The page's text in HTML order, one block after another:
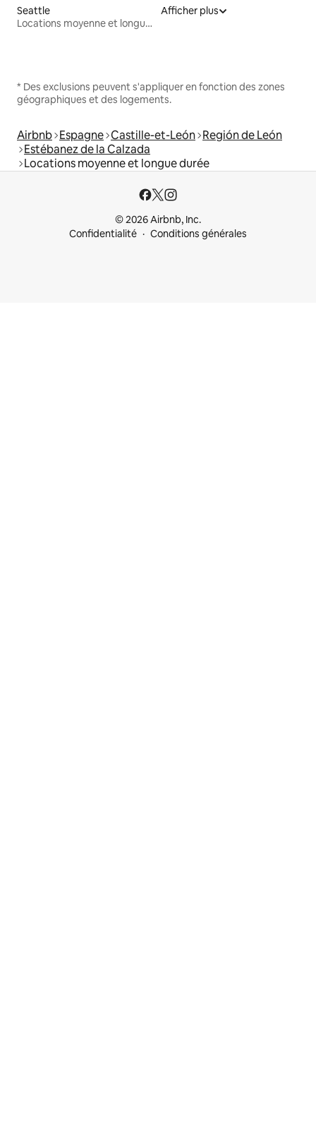
Seattle
Locations moyenne et longue durée
Afficher plus
* Des exclusions peuvent s'appliquer en fonction des zones
géographiques et des logements.
Airbnb Espagne Castille-et-León Región de León
Estébanez de la Calzada
Locations moyenne et longue durée
© 2026 Airbnb, Inc.
Confidentialité
Conditions générales